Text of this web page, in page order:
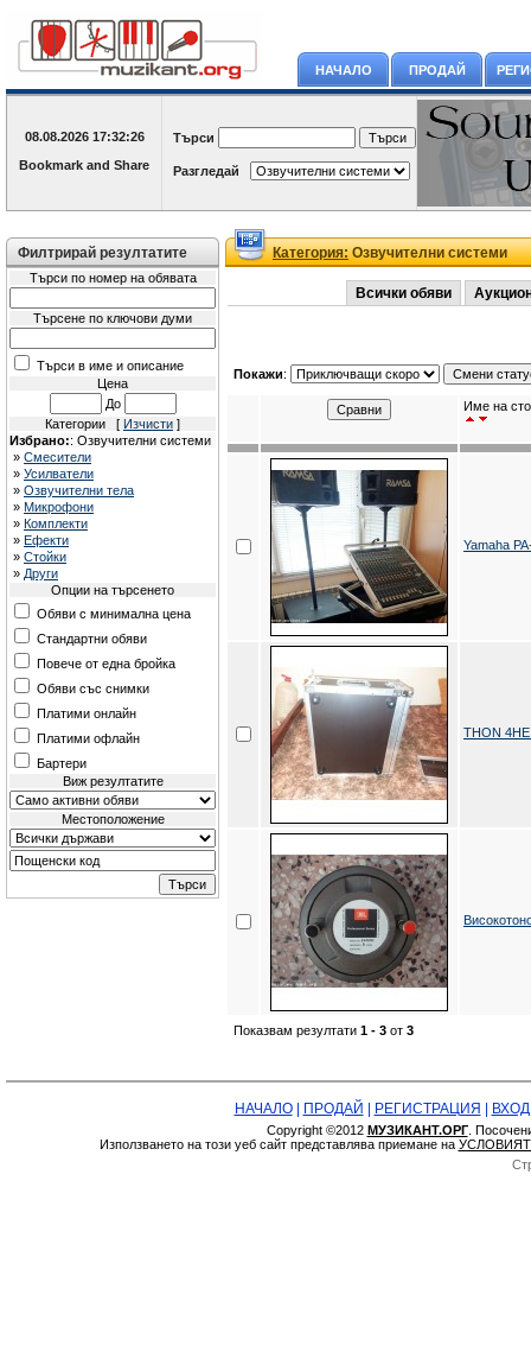
НАЧАЛО ПРОДАЙ
08.08.2026 17:32:26 Търси
Разгледай
Филтрирай резултатите
Търси по номер на обявата
Търсене по ключови думи
Търси в име и описание
Цена
До
Категории [ Изчисти ]
Избрано:: Озвучителни системи
» Смесители
» Усилватели
» Озвучителни тела
» Микрофони
» Комплекти
» Ефекти
» Стойки
» Други
Опции на търсенето
Обяви с минимална цена
Стандартни обяви
Повече от една бройка
Обяви със снимки
Платими онлайн
Платими офлайн
Бартери
Виж резултатите
Местоположение
Категория:Озвучителни системи
Всички обяви
Покажи:
Име на
Yamaha
THON
Показвам резултати 1 - 3 от 3
НАЧАЛО| ПРОДАЙ РЕГИСТРАЦИЯ ВХОД
Copyright ©2012 МУЗИКАНТ.ОРГ.
Използването на този уеб сайт представлява приемане на